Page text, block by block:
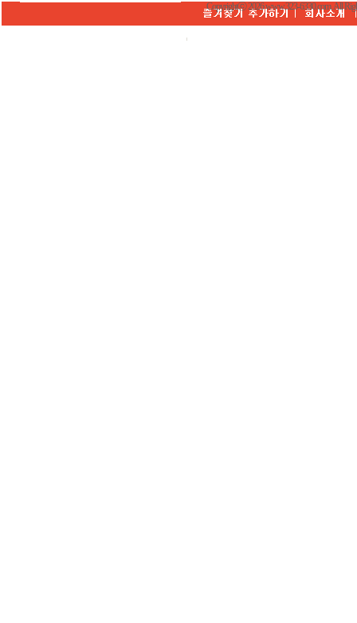
Copyrightⓒ 2026 www.323-6330.com. All